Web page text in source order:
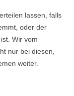
lassen, falls
oder der
Wir vom
nur bei diesen,
weiter.